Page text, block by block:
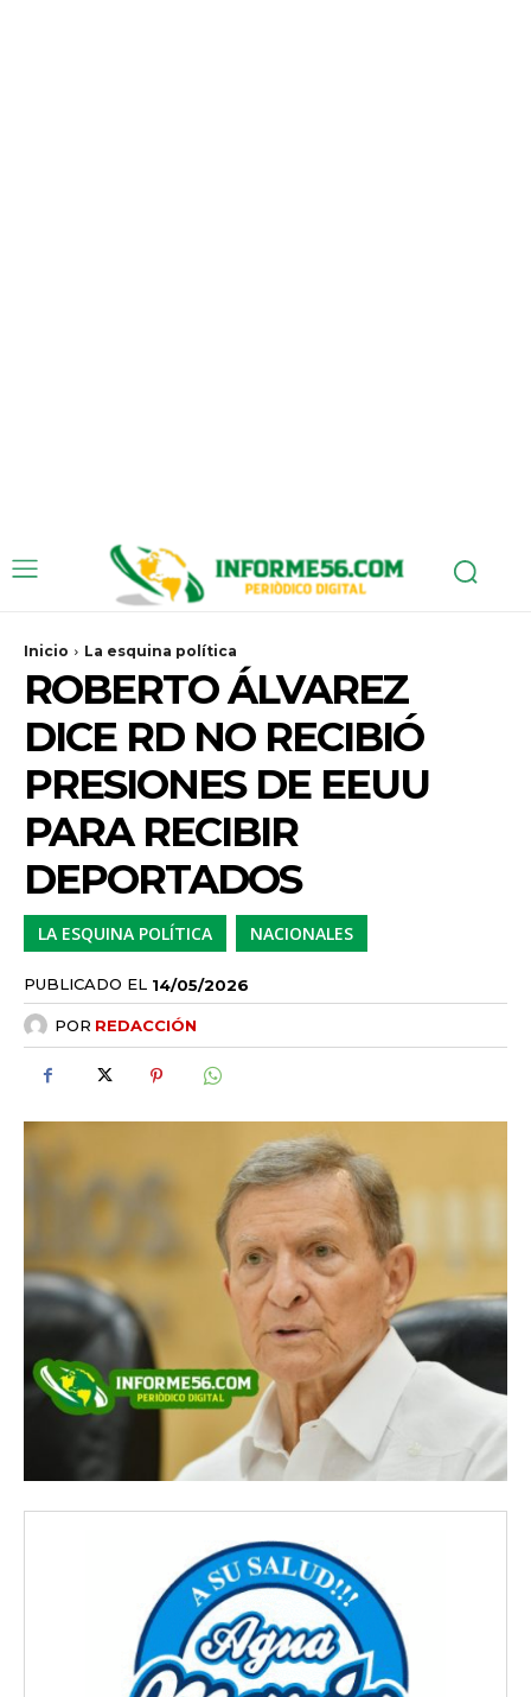
Inicio La esquina política
ROBERTO ÁLVAREZ
DICE RD NO RECIBIÓ
PRESIONES DE EEUU
PARA RECIBIR
DEPORTADOS
LA ESQUINA POLÍTICA NACIONALES
PUBLICADO EL 14/05/2026
POR REDACCIÓN